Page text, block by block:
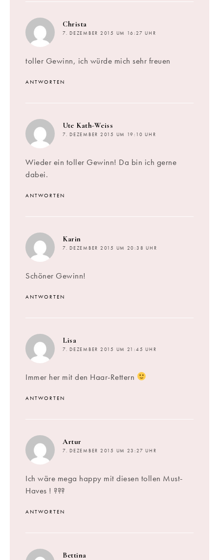
Christa
7. DEZEMBER 2015 UM 16:27 UHR
toller Gewinn, ich würde mich sehr freuen
ANTWORTEN
Ute Kath-Weiss
7. DEZEMBER 2015 UM 19:10 UHR
Wieder ein toller Gewinn! Da bin ich gerne
dabei.
ANTWORTEN
Karin
7. DEZEMBER 2015 UM 20:38 UHR
Schöner Gewinn!
ANTWORTEN
Lisa
7. DEZEMBER 2015 UM 21:45 UHR
Immer her mit den Haar-Rettern
ANTWORTEN
Artur
7. DEZEMBER 2015 UM 23:27 UHR
Ich wäre mega happy mit diesen tollen Must-
Haves ! ???
ANTWORTEN
Bettina